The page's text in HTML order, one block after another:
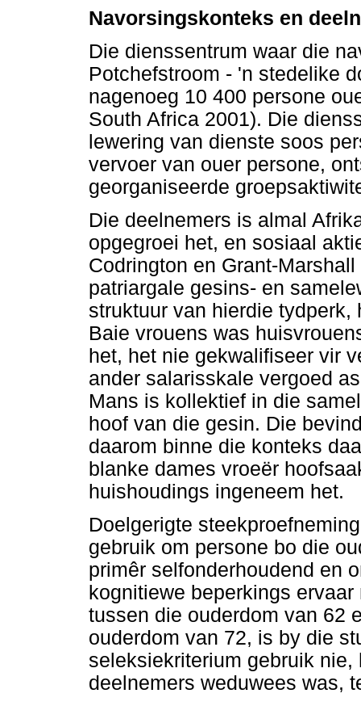
Navorsingskonteks en
Die dienssentrum waar die
Potchefstroom - 'n stedelike
nagenoeg 10 400 persone
South Africa 2001). Die
lewering van dienste soos
vervoer van ouer persone,
georganiseerde
Die deelnemers is almal
opgegroei het, en sosiaal
Codrington en Grant-
patriargale gesins- en
struktuur van hierdie
Baie vrouens was
het, het nie gekwalifiseer vir
ander salarisskale vergoed
Mans is kollektief in die
hoof van die gesin. Die
daarom binne die konteks
blanke dames vroeër
huishoudings ingeneem het.
Doelgerigte
gebruik om persone bo die
primêr selfonderhoudend en
kognitiewe beperkings
tussen die ouderdom van 62
ouderdom van 72, is by die
seleksiekriterium gebruik
deelnemers weduwees was,